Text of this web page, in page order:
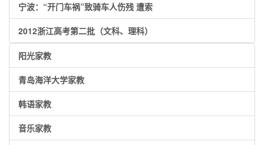
宁波：“开门车祸”致骑车人伤残 遭索
2012浙江高考第二批（文科、理科）
阳光家教
青岛海洋大学家教
韩语家教
音乐家教